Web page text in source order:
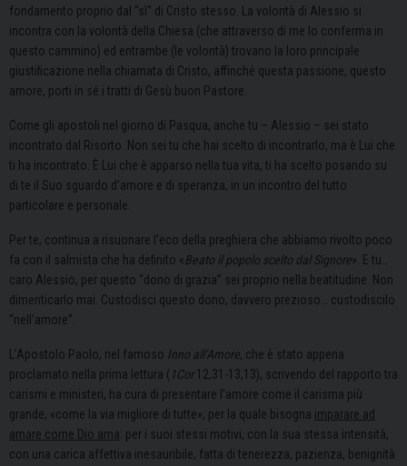
fondamento proprio dal “sì” di Cristo stesso. La volontà di Alessio si
incontra con la volontà della Chiesa (che attraverso di me lo conferma in
questo cammino) ed entrambe (le volontà) trovano la loro principale
giustificazione nella chiamata di Cristo, affinché questa passione, questo
amore, porti in sé i tratti di Gesù buon Pastore.
Come gli apostoli nel giorno di Pasqua, anche tu – Alessio – sei stato
incontrato dal Risorto. Non sei tu che hai scelto di incontrarlo, ma è Lui che
ti ha incontrato. È Lui che è apparso nella tua vita, ti ha scelto posando su
di te il Suo sguardo d’amore e di speranza, in un incontro del tutto
particolare e personale.
Per te, continua a risuonare l’eco della preghiera che abbiamo rivolto poco
fa con il salmista che ha definito «Beato il popolo scelto dal Signore». E tu…
caro Alessio, per questo “dono di grazia” sei proprio nella beatitudine. Non
dimenticarlo mai. Custodisci questo dono, davvero prezioso… custodiscilo
“nell’amore”.
L’Apostolo Paolo, nel famoso Inno all’Amore, che è stato appena
proclamato nella prima lettura ( 1Cor12,31-13,13), scrivendo del rapporto tra
carismi e ministeri, ha cura di presentare l’amore come il carisma più
grande, «come la via migliore di tutte», per la quale bisogna imparare ad
amare come Dio ama: per i suoi stessi motivi, con la sua stessa intensità,
con una carica affettiva inesauribile, fatta di tenerezza, pazienza, benignità